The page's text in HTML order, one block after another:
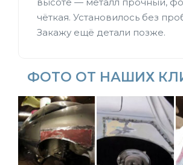
чёткая. Установилось без
Закажу ещё детали позже.
ФОТО ОТ НАШИХ